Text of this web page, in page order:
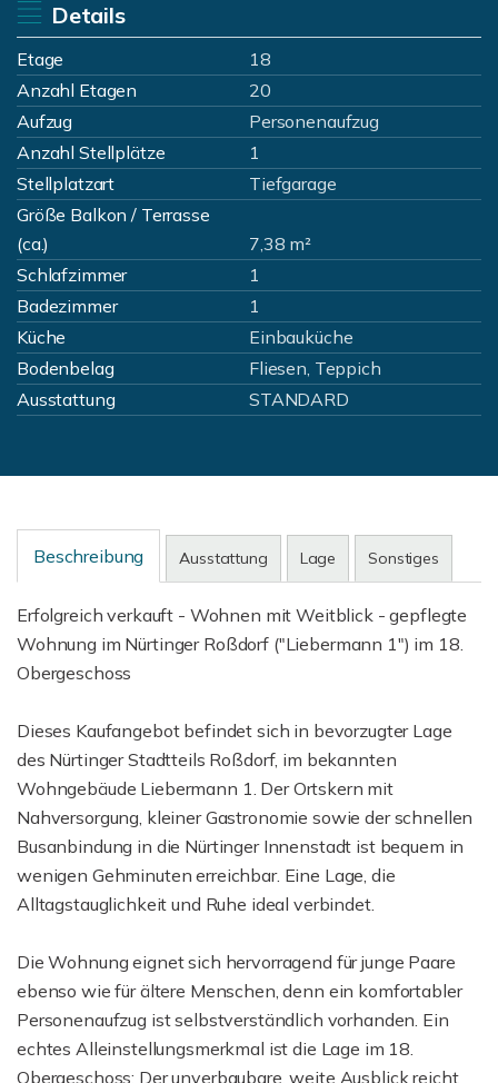
Details
Etage
18
Anzahl Etagen
20
Aufzug
Personenaufzug
Anzahl Stellplätze
1
Stellplatzart
Tiefgarage
Größe Balkon / Terrasse
(ca.)
7,38 m²
Schlafzimmer
1
Badezimmer
1
Küche
Einbauküche
Bodenbelag
Fliesen, Teppich
Ausstattung
STANDARD
Beschreibung Ausstattung Lage Sonstiges
Erfolgreich verkauft - Wohnen mit Weitblick - gepflegte
Wohnung im Nürtinger Roßdorf ("Liebermann 1") im 18.
Obergeschoss
Dieses Kaufangebot befindet sich in bevorzugter Lage
des Nürtinger Stadtteils Roßdorf, im bekannten
Wohngebäude Liebermann 1. Der Ortskern mit
Nahversorgung, kleiner Gastronomie sowie der schnellen
Busanbindung in die Nürtinger Innenstadt ist bequem in
wenigen Gehminuten erreichbar. Eine Lage, die
Alltagstauglichkeit und Ruhe ideal verbindet.
Die Wohnung eignet sich hervorragend für junge Paare
ebenso wie für ältere Menschen, denn ein komfortabler
Personenaufzug ist selbstverständlich vorhanden. Ein
echtes Alleinstellungsmerkmal ist die Lage im 18.
Obergeschoss: Der unverbaubare, weite Ausblick reicht